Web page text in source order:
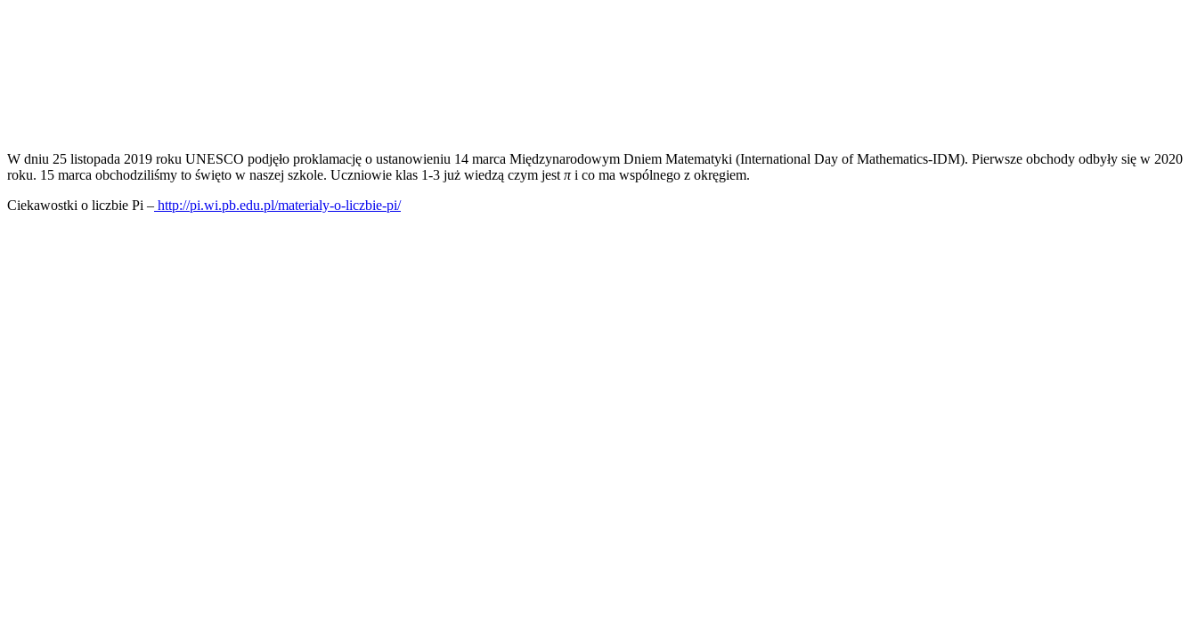
W dniu 25 listopada 2019 roku UNESCO podjęło proklamację o ustanowieniu 14 marca Międzynarodowym Dniem Matematyki (International Day of Mathematics-IDM). Pierwsze obchody odbyły się w 2020
roku. 15 marca obchodziliśmy to święto w naszej szkole. Uczniowie klas 1-3 już wiedzą czym jest πi co ma wspólnego z okręgiem.
Ciekawostki o liczbie Pi – http://pi.wi.pb.edu.pl/materialy-o-liczbie-pi/